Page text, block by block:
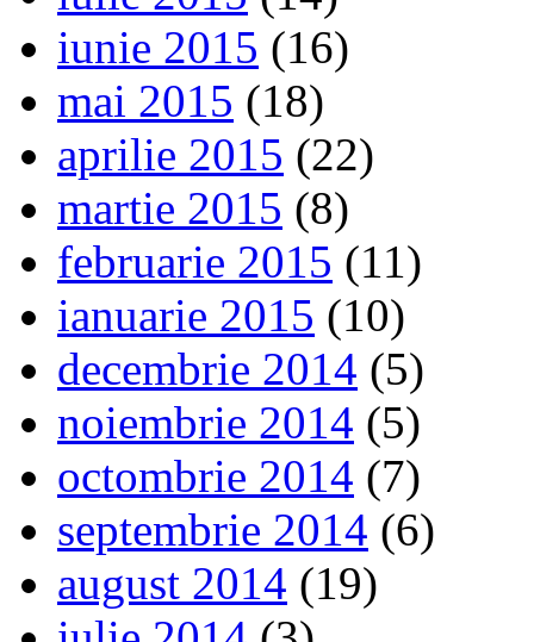
iunie 2015 (16)
mai 2015 (18)
aprilie 2015 (22)
martie 2015 (8)
februarie 2015 (11)
ianuarie 2015 (10)
decembrie 2014 (5)
noiembrie 2014 (5)
octombrie 2014 (7)
septembrie 2014 (6)
august 2014 (19)